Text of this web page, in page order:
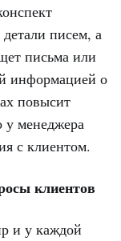
писем, а
письма или
информацией о
повысит
у менеджера
с клиентом.
клиентов
и у каждой